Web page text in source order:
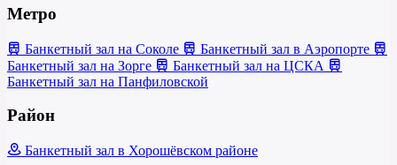
Метро
Банкетный зал на Соколе
Банкетный зал в Аэропорте
Банкетный зал на Зорге
Банкетный зал на ЦСКА
Банкетный зал на Панфиловской
Район
Банкетный зал в Хорошёвском районе